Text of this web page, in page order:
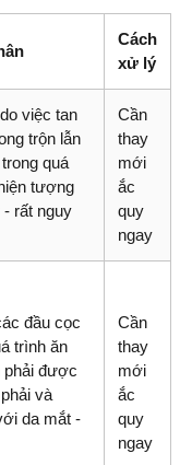
Cách
xử lý
việc tan
trộn lẫn
quá
tượng
- rất nguy
Cần
thay
mới
ắc
quy
ngay
đầu cọc
trình ăn
phải được
và
da mắt -
Cần
thay
mới
ắc
quy
ngay